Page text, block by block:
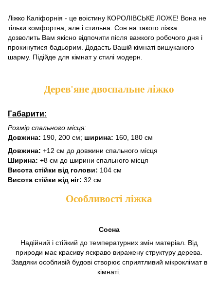
Ліжко Каліфорнія - це воістину КОРОЛІВСЬКЕ ЛОЖЕ! Вона не
тільки комфортна, але і стильна. Сон на такого ліжка
дозволить Вам якісно відпочити після важкого робочого дня і
прокинутися бадьорим. Додасть Вашій кімнаті вишуканого
шарму. Підійде для кімнат у стилі модерн.
Дерев'яне двоспальне ліжко
Габарити:
Розмір спального місця:
Довжина: 190, 200 см; ширина: 160, 180 см
Довжина: +12 см до довжини спального місця
Ширина: +8 см до ширини спального місця
Висота стійки від голови: 104 см
Висота стійки від ніг: 32 см
Особливості ліжка
Сосна
Надійний і стійкий до температурних змін матеріал. Від
природи має красиву яскраво виражену структуру дерева.
Завдяки особливій будові створює сприятливий мікроклімат в
кімнаті.